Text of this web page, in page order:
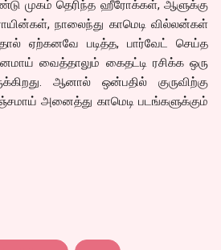
முகம் தெரிந்த ஹீரோக்கள், ஆளுக்கு
நாலைந்து காமெடி வில்லன்கள்
ஏற்கனவே படித்த, பார்வேட் செய்த
வைத்தாலும் கைதட்டி ரசிக்க ஒரு
ஆனால் ஒன்பதில் குருவிற்கு
அனைத்து காமெடி படங்களுக்கும்